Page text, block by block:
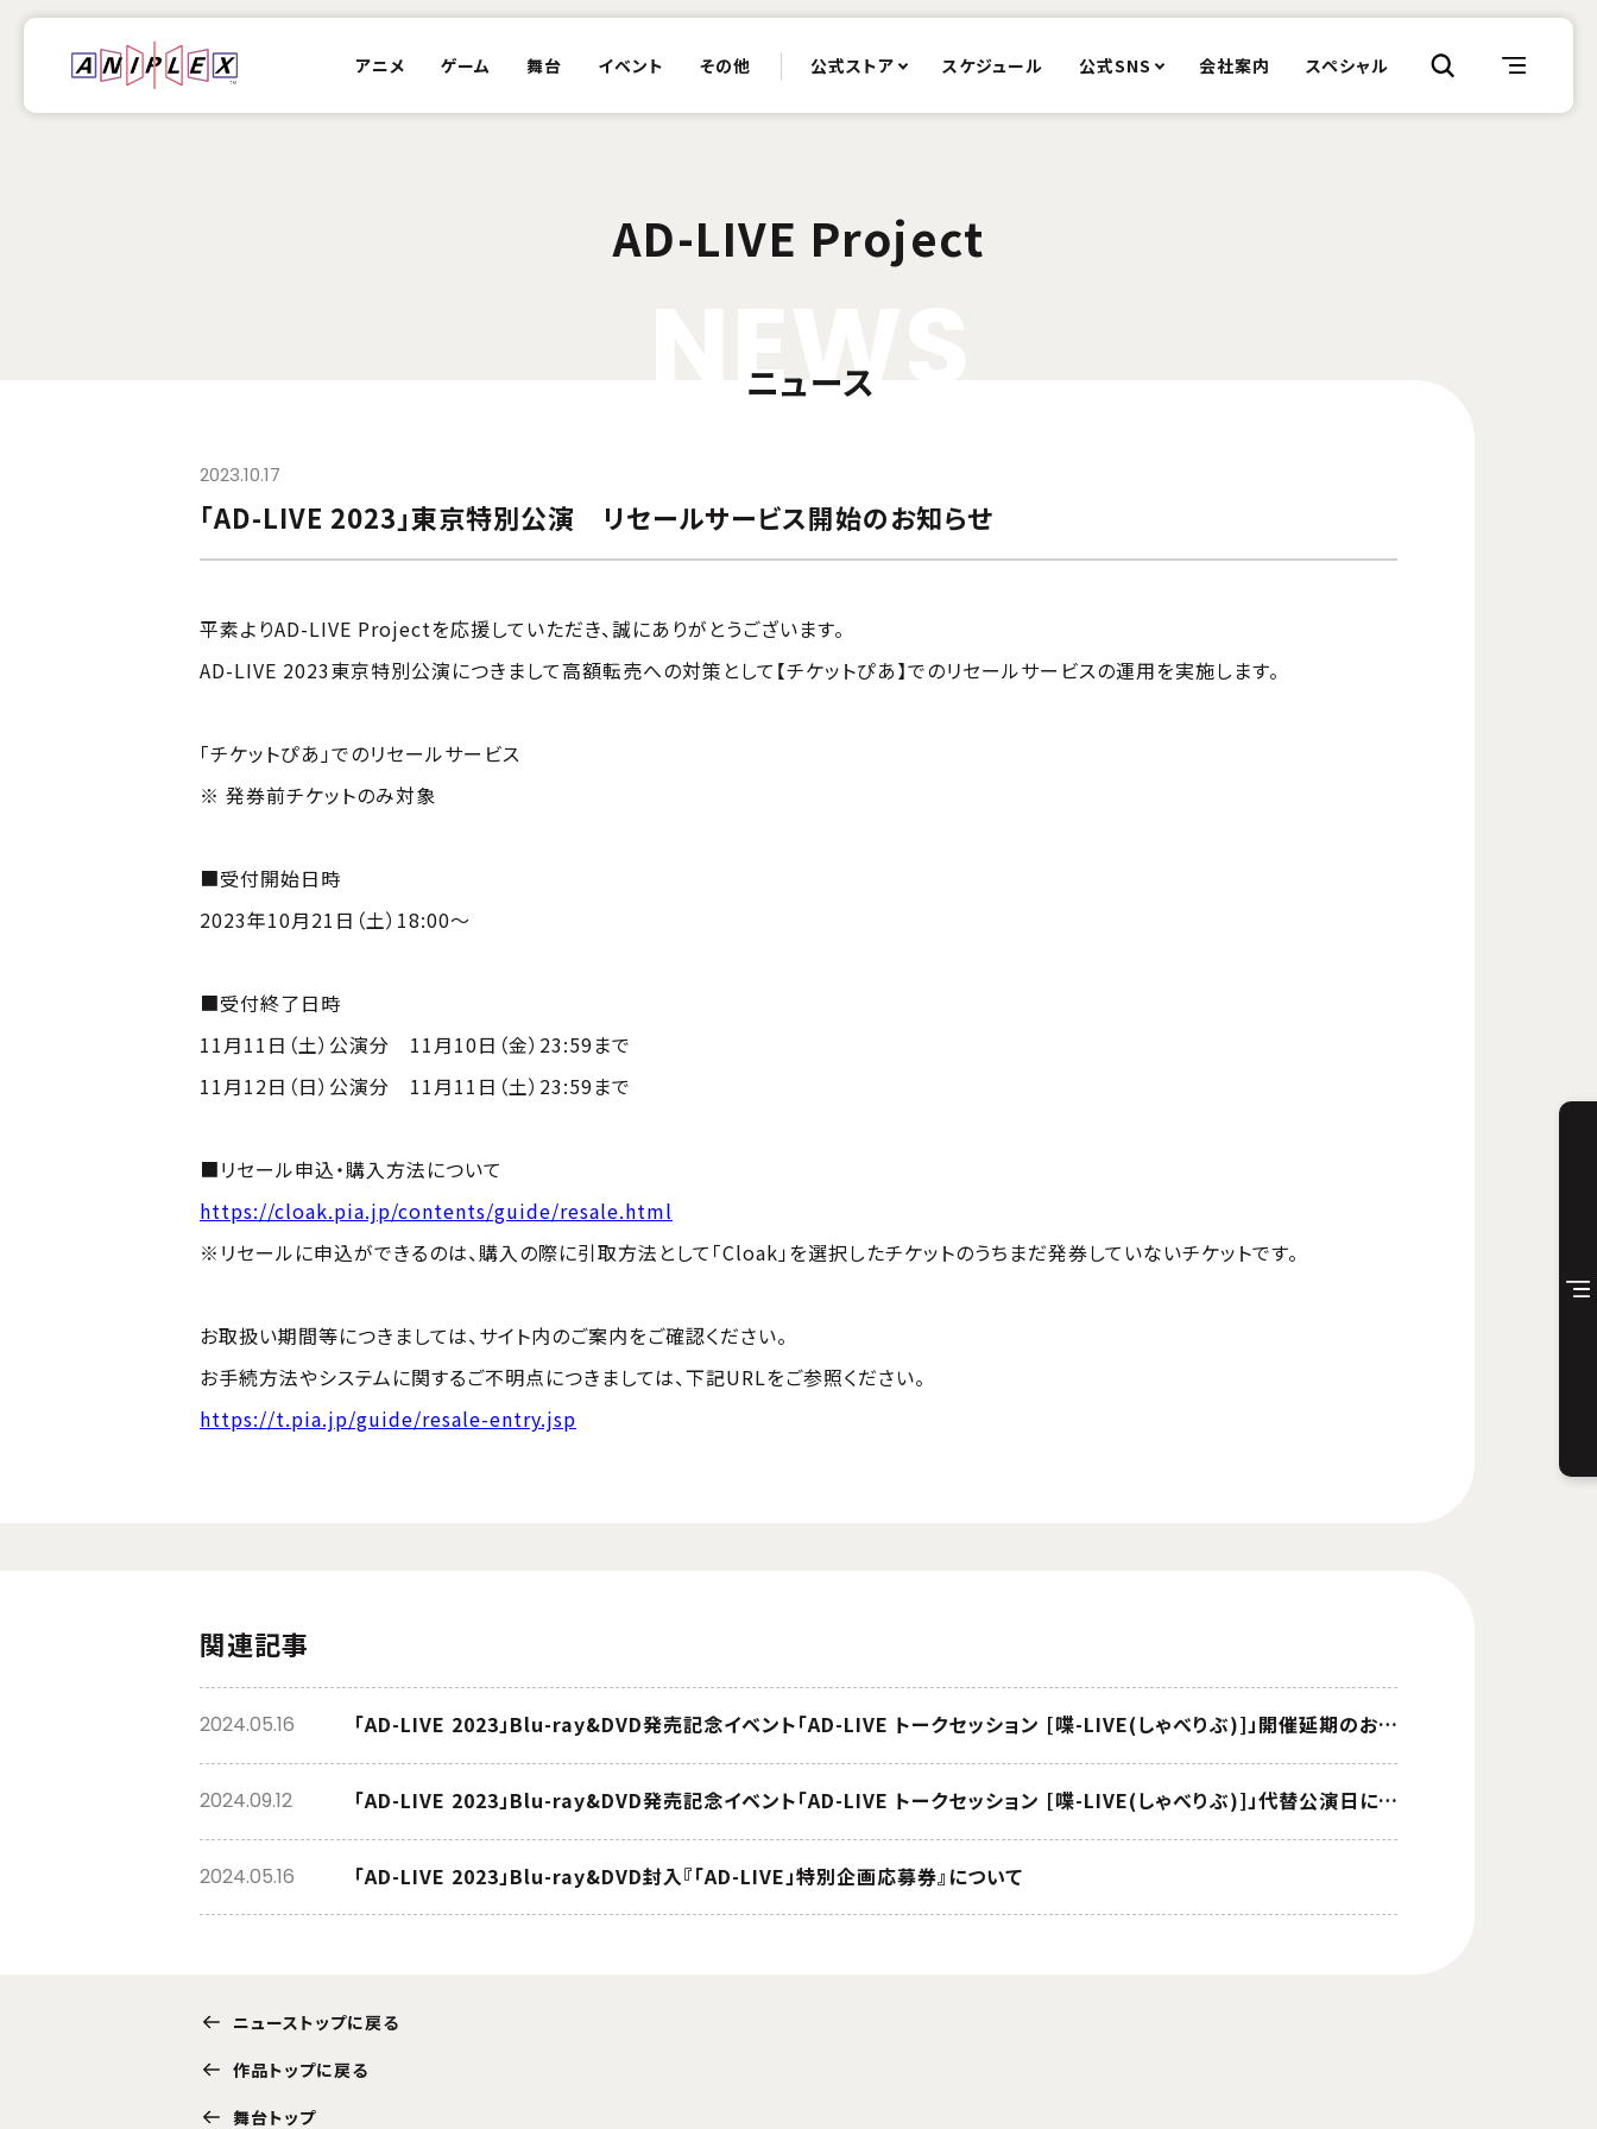
アニメ ゲーム 舞台 イベント その他 公式ストア スケジュール 公式SNS 会社案内 スペシャル
AD-LIVE Project
EW
ニュース
2023.10.17
「AD-LIVE 2023」東京特別公演 リセールサービス開始のお知らせ
平素よりAD-LIVE Projectを応援していただき、誠にありがとうございます。
AD-LIVE 2023東京特別公演につきまして高額転売への対策として【チケットぴあ】でのリセールサービスの運用を実施します。
「チケットぴあ」でのリセールサービス
※ 発券前チケットのみ対象
■受付開始日時
2023年10月21日（土）18:00～
■受付終了日時
11月11日（土）公演分 11月10日（金）23:59まで
11月12日（日）公演分 11月11日（土）23:59まで
■リセール申込・購入方法について
https://cloak.pia.jp/contents/guide/resale.html
※リセールに申込ができるのは、購入の際に引取方法として「Cloak」を選択したチケットのうちまだ発券していないチケットです。
お取扱い期間等につきましては、サイト内のご案内をご確認ください。
お手続方法やシステムに関するご不明点につきましては、下記URLをご参照ください。
https://t.pia.jp/guide/resale-entry.jsp
関連記事
「AD-LIVE 2023」Blu-ray&DVD発売記念イベント「AD-LIVE トークセッション [喋-LIVE(しゃべりぶ)]」開催延期のお知らせ
2024.05.16
「AD-LIVE 2023」Blu-ray&DVD発売記念イベント「AD-LIVE トークセッション [喋-LIVE(しゃべりぶ)]」代替公演日について
2024.09.12
「AD-LIVE 2023」Blu-ray&DVD封入『「AD-LIVE」特別企画応募券』について
2024.05.16
ニューストップに戻る
作品トップに戻る
舞台トップ